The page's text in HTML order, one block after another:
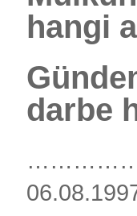
hangi
darbe